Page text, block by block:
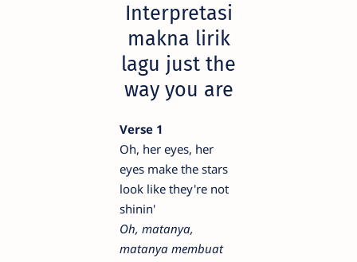
Interpretasi
makna lirik
lagu just the
way you are
Verse 1
Oh, her eyes, her
eyes make the stars
look like they're not
shinin'
Oh, matanya,
matanya membuat